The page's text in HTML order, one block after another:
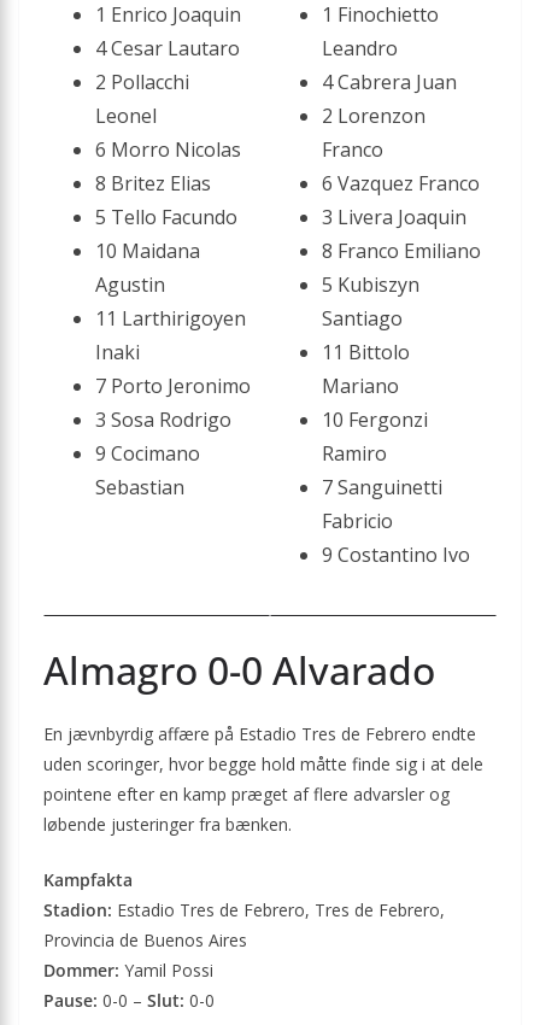
1 Enrico Joaquin
4 Cesar Lautaro
2 Pollacchi
Leonel
6 Morro Nicolas
8 Britez Elias
5 Tello Facundo
10 Maidana
Agustin
11 Larthirigoyen
Inaki
7 Porto Jeronimo
3 Sosa Rodrigo
9 Cocimano
Sebastian
1 Finochietto
Leandro
4 Cabrera Juan
2 Lorenzon
Franco
6 Vazquez Franco
3 Livera Joaquin
8 Franco Emiliano
5 Kubiszyn
Santiago
11 Bittolo
Mariano
10 Fergonzi
Ramiro
7 Sanguinetti
Fabricio
9 Costantino Ivo
Almagro 0-0 Alvarado
En jævnbyrdig affære på Estadio Tres de Febrero endte
uden scoringer, hvor begge hold måtte finde sig i at dele
pointene efter en kamp præget af flere advarsler og
løbende justeringer fra bænken.
Kampfakta
Stadion: Estadio Tres de Febrero, Tres de Febrero,
Provincia de Buenos Aires
Dommer: Yamil Possi
Pause: 0-0 – Slut: 0-0